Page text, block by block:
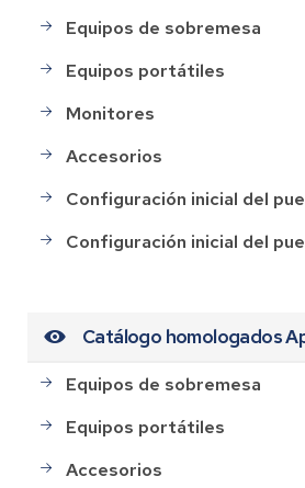
Equipos de sobremesa
Equipos portátiles
Monitores
Accesorios
Configuración inicial del
Configuración inicial del
Catálogo homologados
Equipos de sobremesa
Equipos portátiles
Accesorios